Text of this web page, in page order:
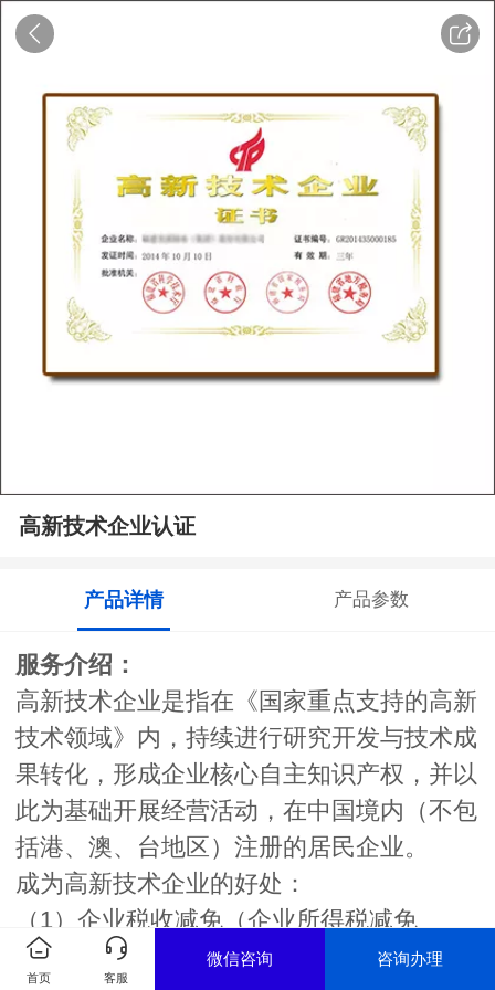
高新技术企业认证
产品详情 产品参数
服务介绍：
高新技术企业是指在《国家重点支持的高新
技术领域》内，持续进行研究开发与技术成
果转化，形成企业核心自主知识产权，并以
此为基础开展经营活动，在中国境内（不包
括港、澳、台地区）注册的居民企业。
成为高新技术企业的好处：
（1）企业税收减免（企业所得税减免
40%）；
首页 客服
微信咨询 咨询办理